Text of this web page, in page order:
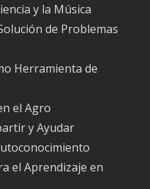
y la Música
de Problemas
Herramienta de
el Agro
y Ayudar
el Aprendizaje en